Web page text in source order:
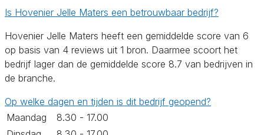
Is Hovenier Jelle Maters een betrouwbaar bedrijf?
Hovenier Jelle Maters heeft een gemiddelde score van 6
op basis van 4 reviews uit 1 bron. Daarmee scoort het
bedrijf lager dan de gemiddelde score 8.7 van bedrijven in
de branche.
Op welke dagen en tijden is dit bedrijf geopend?
Maandag
8.30 - 17.00